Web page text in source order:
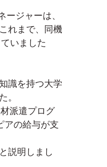
ジャーは、
れまで、同機
いました
識を持つ大学
。
派遣プログ
アの給与が支
説明しまし